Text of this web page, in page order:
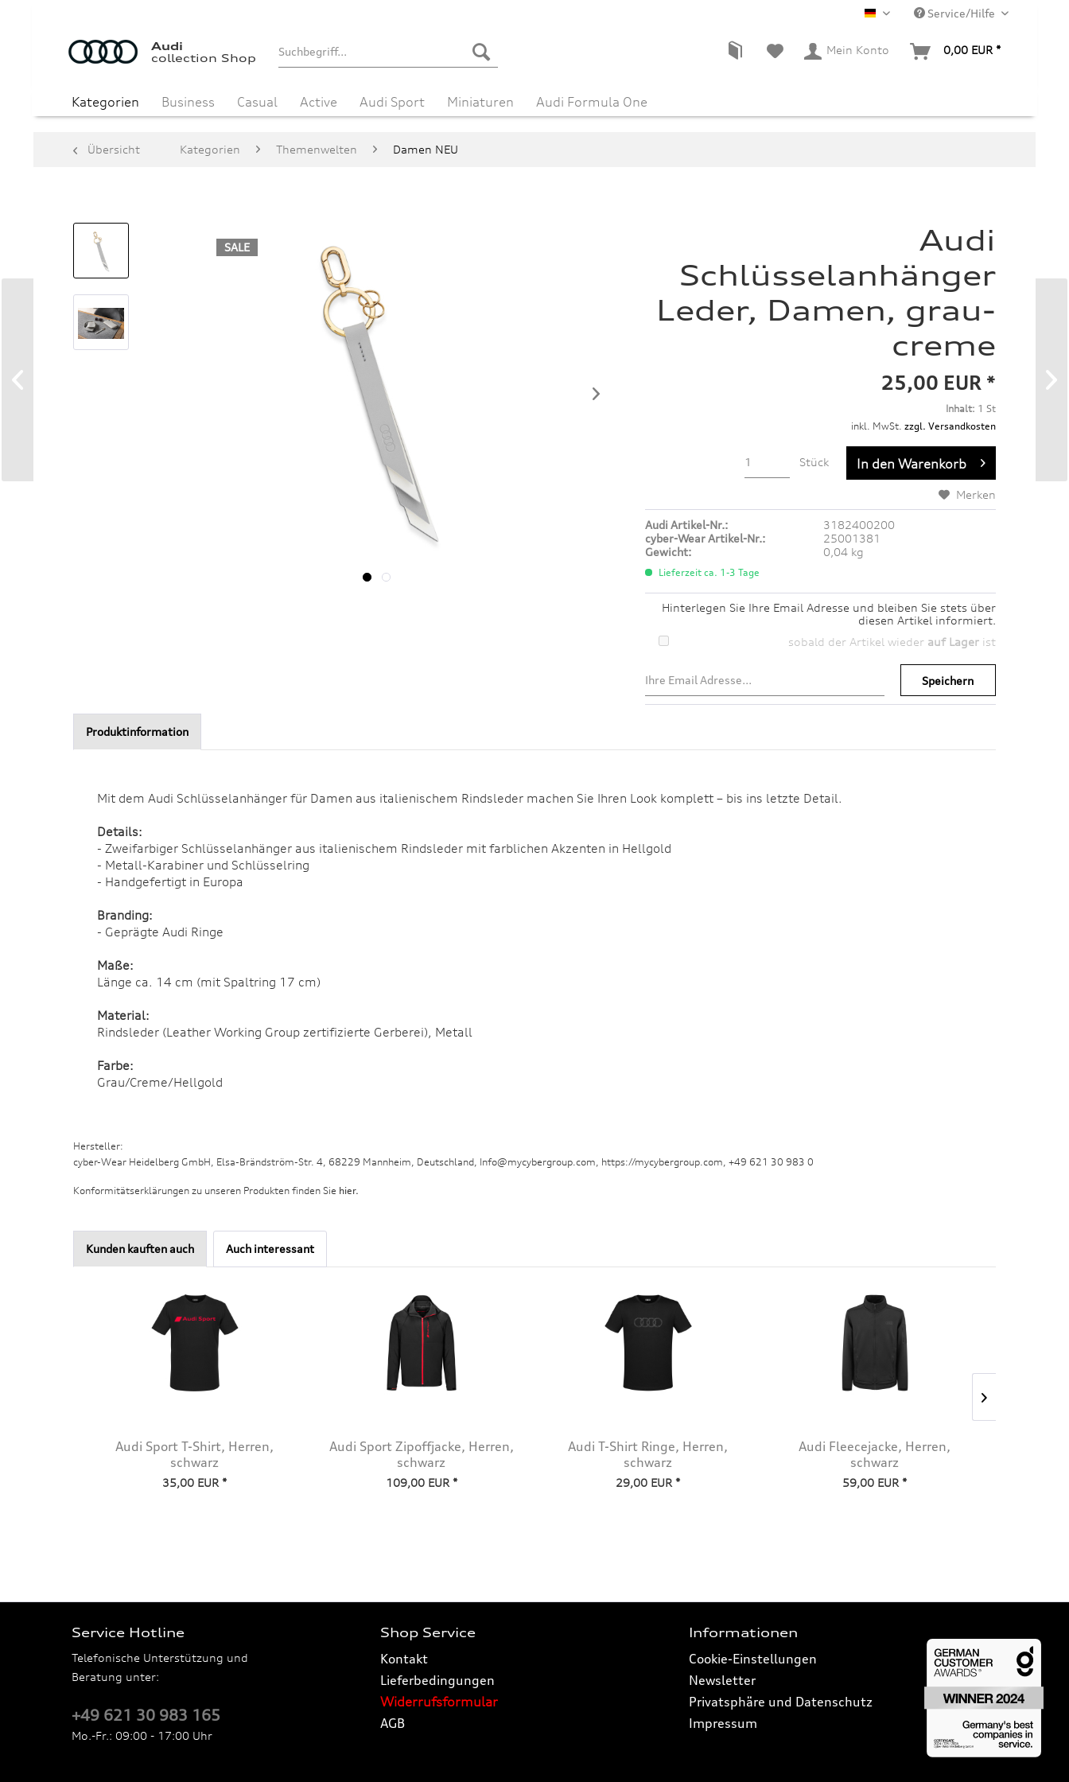
DE Service/Hilfe
Audi
collection Shop
Mein Konto 0,00 EUR *
Kategorien Business Casual Active Audi Sport Miniaturen Audi Formula One
Übersicht Kategorien Themenwelten Damen NEU
SALE
Audi
Schlüsselanhänger
Leder, Damen, grau-
creme
25,00 EUR *
Inhalt: 1 St
inkl. MwSt. zzgl. Versandkosten
Stück In den Warenkorb
Merken
Audi Artikel-Nr.:
3182400200
cyber-Wear Artikel-Nr.:
25001381
Gewicht:
0,04 kg
Lieferzeit ca. 1-3 Tage
Hinterlegen Sie Ihre Email Adresse und bleiben Sie stets über
diesen Artikel informiert.
sobald der Artikel wieder auf Lagerist
Speichern
Produktinformation
Mit dem Audi Schlüsselanhänger für Damen aus italienischem Rindsleder machen Sie Ihren Look komplett – bis ins letzte Detail.
Details:
- Zweifarbiger Schlüsselanhänger aus italienischem Rindsleder mit farblichen Akzenten in Hellgold
- Metall-Karabiner und Schlüsselring
- Handgefertigt in Europa
Branding:
- Geprägte Audi Ringe
Maße:
Länge ca. 14 cm (mit Spaltring 17 cm)
Material:
Rindsleder (Leather Working Group zertifizierte Gerberei), Metall
Farbe:
Grau/Creme/Hellgold
Hersteller:
cyber-Wear Heidelberg GmbH, Elsa-Brändström-Str. 4, 68229 Mannheim, Deutschland, Info@mycybergroup.com, https://mycybergroup.com, +49 621 30 983 0
Konformitätserklärungen zu unseren Produkten finden Sie hier.
Kunden kauften auch Auch interessant
Audi Sport T-Shirt, Herren,
schwarz
35,00 EUR *
Audi Sport Zipoffjacke, Herren,
schwarz
109,00 EUR *
Audi T-Shirt Ringe, Herren,
schwarz
29,00 EUR *
Audi Fleecejacke, Herren,
schwarz
59,00 EUR *
Service Hotline
Telefonische Unterstützung und
Beratung unter:
+49 621 30 983 165
Mo.-Fr.: 09:00 - 17:00 Uhr
Shop Service
Kontakt
Lieferbedingungen
Widerrufsformular
AGB
Informationen
Cookie-Einstellungen
Newsletter
Privatsphäre und Datenschutz
Impressum